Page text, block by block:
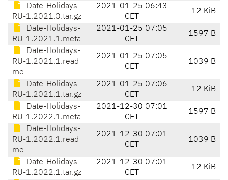
Date-Holidays-
RU-1.2021.0.tar.gz
2021-01-25 06:43
CET
12 KiB
Date-Holidays-
RU-1.2021.1.meta
2021-01-25 07:05
CET
1597 B
Date-Holidays-
RU-1.2021.1.read
me
2021-01-25 07:05
CET
1039 B
Date-Holidays-
RU-1.2021.1.tar.gz
2021-01-25 07:06
CET
12 KiB
Date-Holidays-
RU-1.2022.1.meta
2021-12-30 07:01
CET
1597 B
Date-Holidays-
RU-1.2022.1.read
me
2021-12-30 07:01
CET
1039 B
Date-Holidays-
RU-1.2022.1.tar.gz
2021-12-30 07:01
CET
12 KiB